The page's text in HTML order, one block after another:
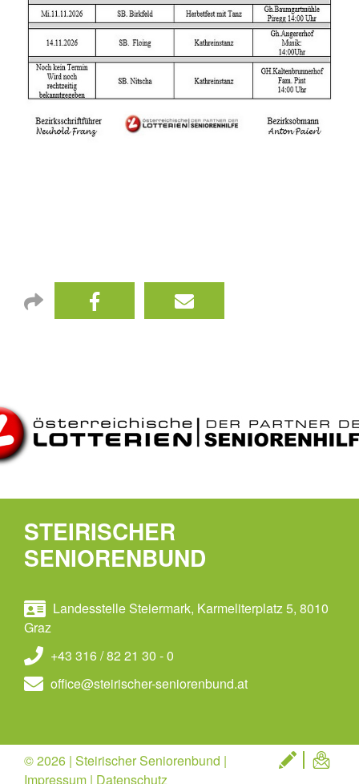
STEIRISCHER
SENIORENBUND
Landesstelle Steiermark, Karmeliterplatz 5, 8010
Graz
+43 316 / 82 21 30 - 0
office@steirischer-seniorenbund.at
© 2026 | Steirischer Seniorenbund |
Impressum | Datenschutz